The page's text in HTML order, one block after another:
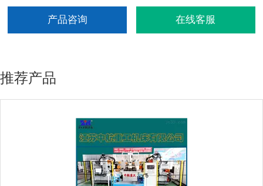
产品咨询 在线客服
推荐产品